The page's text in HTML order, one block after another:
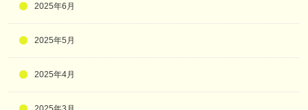
2025年6月
2025年5月
2025年4月